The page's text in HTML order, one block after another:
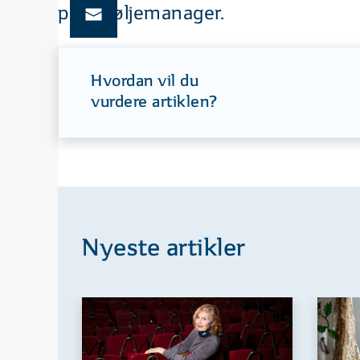
porteføljemanager.
Hvordan vil du
vurdere artiklen?
Nyeste artikler